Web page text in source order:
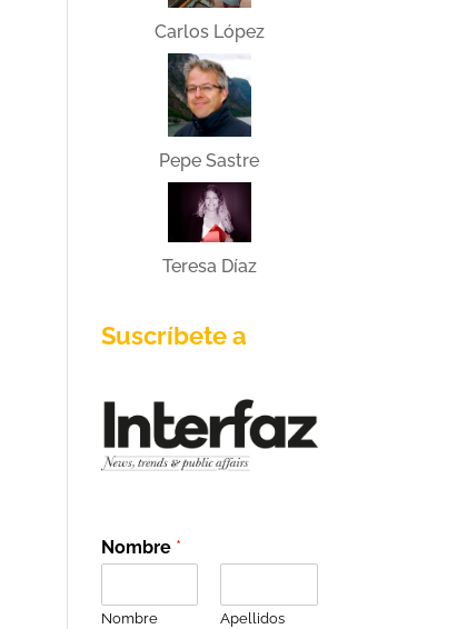
Carlos López
Pepe Sastre
Teresa Díaz
Suscríbete a
Nombre *
Nombre Apellidos